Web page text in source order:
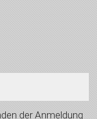
der Anmeldung